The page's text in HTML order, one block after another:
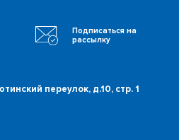
переулок, д.10, стр. 1
Подписаться на
рассылку